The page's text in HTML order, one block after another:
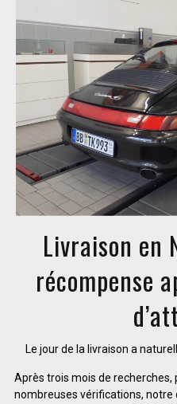
Livraison en
récompense
Le jour de la livraison a
Après trois mois de recherches,
nombreuses vérifications, notre